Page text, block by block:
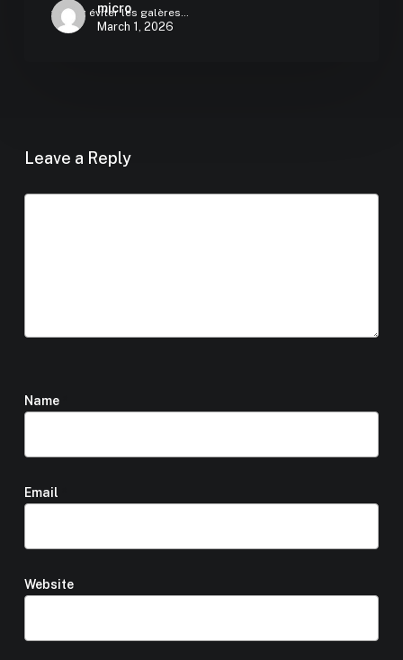
voulez éviter les galères…
micro
March 1, 2026
Leave a Reply
Name
Email
Website